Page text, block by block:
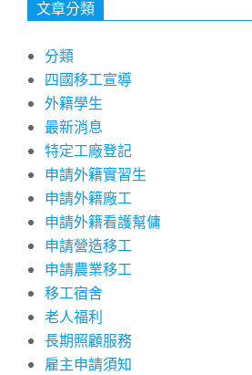
文章分類
分類
四國移工宣導
外籍學生
最新消息
特定工廠登記
申請外籍實習生
申請外籍廠工
申請外籍看護幫傭
申請營造移工
申請農業移工
移工宿舍
老人福利
長期照顧服務
雇主申請須知